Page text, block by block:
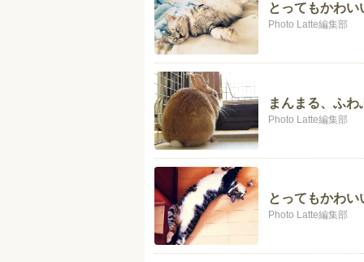
とってもかわ
Photo Latte編集部
まんまる、ふ
Photo Latte編集部
とってもかわ
Photo Latte編集部